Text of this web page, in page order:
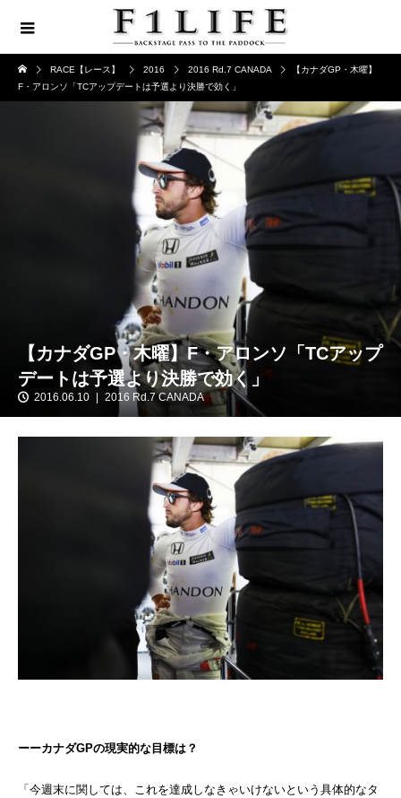
RACE【レース】 2016 2016 Rd.7 CANADA
【カナダGP・木曜】
F・アロンソ「TCアップデートは予選より決勝で効く」
【カナダGP・木曜】F・アロンソ「TCアップ
デートは予選より決勝で効く」
2016.06.10 2016 Rd.7 CANADA
ーーカナダGPの現実的な目標は？
「今週末に関しては、これを達成しなきゃいけないという具体的なタ